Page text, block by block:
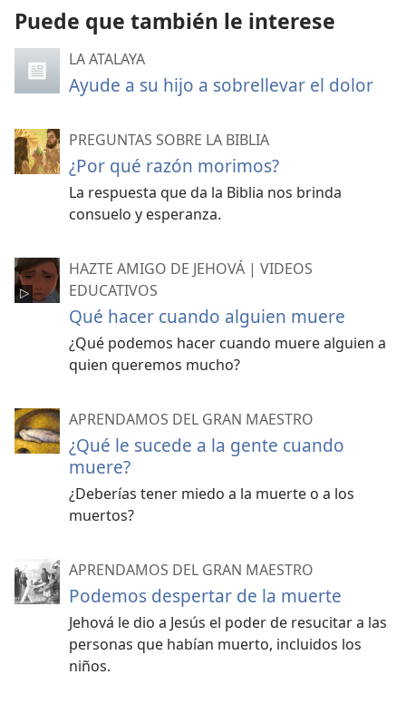
Puede que también le interese
LA ATALAYA
Ayude a su hijo a sobrellevar el dolor
PREGUNTAS SOBRE LA BIBLIA
¿Por qué razón morimos?
La respuesta que da la Biblia nos brinda
consuelo y esperanza.
HAZTE AMIGO DE JEHOVÁ | VIDEOS
EDUCATIVOS
Qué hacer cuando alguien muere
¿Qué podemos hacer cuando muere alguien a
quien queremos mucho?
APRENDAMOS DEL GRAN MAESTRO
¿Qué le sucede a la gente cuando
muere?
¿Deberías tener miedo a la muerte o a los
muertos?
APRENDAMOS DEL GRAN MAESTRO
Podemos despertar de la muerte
Jehová le dio a Jesús el poder de resucitar a las
personas que habían muerto, incluidos los
niños.